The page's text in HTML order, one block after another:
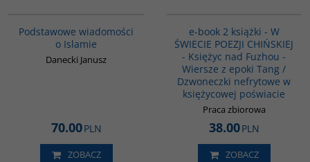
Podstawowe wiadomości
o Islamie
Danecki Janusz
70.00PLN
ZOBACZ
e-book 2 książki - W
ŚWIECIE POEZJI CHIŃSKIEJ
- Księżyc nad Fuzhou -
Wiersze z epoki Tang /
Dzwoneczki nefrytowe w
księżycowej poświacie
Praca zbiorowa
38.00PLN
ZOBACZ